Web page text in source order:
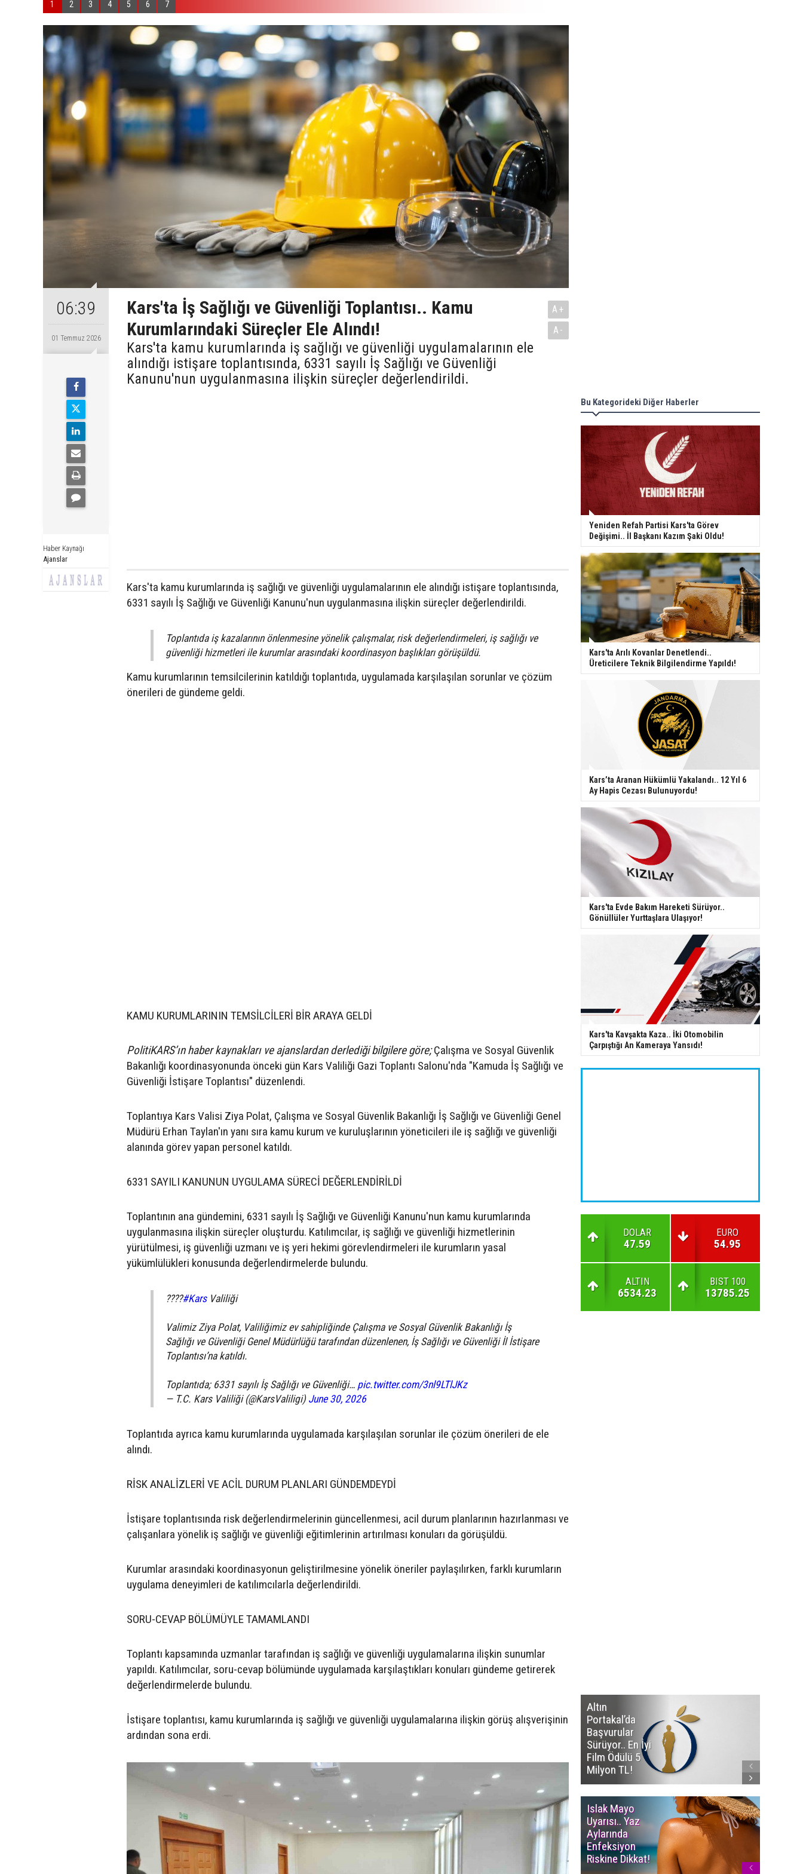
1 2 3 4 5 6 7
06:39
01 Temmuz 2026
Haber Kaynağı
Ajanslar
Kars'ta İş Sağlığı ve Güvenliği Toplantısı.. Kamu
Kurumlarındaki Süreçler Ele Alındı!
Kars'ta kamu kurumlarında iş sağlığı ve güvenliği uygulamalarının ele
alındığı istişare toplantısında, 6331 sayılı İş Sağlığı ve Güvenliği
Kanunu'nun uygulanmasına ilişkin süreçler değerlendirildi.
A+
A-
Kars'ta kamu kurumlarında iş sağlığı ve güvenliği uygulamalarının ele alındığı istişare toplantısında,
6331 sayılı İş Sağlığı ve Güvenliği Kanunu'nun uygulanmasına ilişkin süreçler değerlendirildi.
Toplantıda iş kazalarının önlenmesine yönelik çalışmalar, risk değerlendirmeleri, iş sağlığı ve
güvenliği hizmetleri ile kurumlar arasındaki koordinasyon başlıkları görüşüldü.
Kamu kurumlarının temsilcilerinin katıldığı toplantıda, uygulamada karşılaşılan sorunlar ve çözüm
önerileri de gündeme geldi.
KAMU KURUMLARININ TEMSİLCİLERİ BİR ARAYA GELDİ
PolitiKARS’ın haber kaynakları ve ajanslardan derlediği bilgilere göre;Çalışma ve Sosyal Güvenlik
Bakanlığı koordinasyonunda önceki gün Kars Valiliği Gazi Toplantı Salonu'nda "Kamuda İş Sağlığı ve
Güvenliği İstişare Toplantısı" düzenlendi.
Toplantıya Kars Valisi Ziya Polat, Çalışma ve Sosyal Güvenlik Bakanlığı İş Sağlığı ve Güvenliği Genel
Müdürü Erhan Taylan'ın yanı sıra kamu kurum ve kuruluşlarının yöneticileri ile iş sağlığı ve güvenliği
alanında görev yapan personel katıldı.
6331 SAYILI KANUNUN UYGULAMA SÜRECİ DEĞERLENDİRİLDİ
Toplantının ana gündemini, 6331 sayılı İş Sağlığı ve Güvenliği Kanunu'nun kamu kurumlarında
uygulanmasına ilişkin süreçler oluşturdu. Katılımcılar, iş sağlığı ve güvenliği hizmetlerinin
yürütülmesi, iş güvenliği uzmanı ve iş yeri hekimi görevlendirmeleri ile kurumların yasal
yükümlülükleri konusunda değerlendirmelerde bulundu.
????#KarsValiliği
Valimiz Ziya Polat, Valiliğimiz ev sahipliğinde Çalışma ve Sosyal Güvenlik Bakanlığı İş
Sağlığı ve Güvenliği Genel Müdürlüğü tarafından düzenlenen, İş Sağlığı ve Güvenliği İl İstişare
Toplantısı’na katıldı.
Toplantıda; 6331 sayılı İş Sağlığı ve Güvenliği… pic.twitter.com/3nl9LTlJKz
— T.C. Kars Valiliği (@KarsValiligi) June 30, 2026
Toplantıda ayrıca kamu kurumlarında uygulamada karşılaşılan sorunlar ile çözüm önerileri de ele
alındı.
RİSK ANALİZLERİ VE ACİL DURUM PLANLARI GÜNDEMDEYDİ
İstişare toplantısında risk değerlendirmelerinin güncellenmesi, acil durum planlarının hazırlanması ve
çalışanlara yönelik iş sağlığı ve güvenliği eğitimlerinin artırılması konuları da görüşüldü.
Kurumlar arasındaki koordinasyonun geliştirilmesine yönelik öneriler paylaşılırken, farklı kurumların
uygulama deneyimleri de katılımcılarla değerlendirildi.
SORU-CEVAP BÖLÜMÜYLE TAMAMLANDI
Toplantı kapsamında uzmanlar tarafından iş sağlığı ve güvenliği uygulamalarına ilişkin sunumlar
yapıldı. Katılımcılar, soru-cevap bölümünde uygulamada karşılaştıkları konuları gündeme getirerek
değerlendirmelerde bulundu.
İstişare toplantısı, kamu kurumlarında iş sağlığı ve güvenliği uygulamalarına ilişkin görüş alışverişinin
ardından sona erdi.
Bu Kategorideki Diğer Haberler
Yeniden Refah Partisi Kars'ta Görev
Değişimi.. İl Başkanı Kazım Şaki Oldu!
Kars'ta Arılı Kovanlar Denetlendi..
Üreticilere Teknik Bilgilendirme Yapıldı!
Kars’ta Aranan Hükümlü Yakalandı.. 12 Yıl 6
Ay Hapis Cezası Bulunuyordu!
Kars'ta Evde Bakım Hareketi Sürüyor..
Gönüllüler Yurttaşlara Ulaşıyor!
Kars'ta Kavşakta Kaza.. İki Otomobilin
Çarpıştığı An Kameraya Yansıdı!
DOLAR
47.59
EURO
54.95
ALTIN
6534.23
BIST 100
13785.25
Altın
Portakal’da
Başvurular
Sürüyor.. En İyi
Film Ödülü 5
Milyon TL!
Islak Mayo
Uyarısı.. Yaz
Aylarında
Enfeksiyon
Riskine Dikkat!